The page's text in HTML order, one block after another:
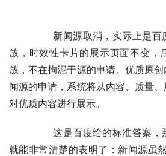
放，时效性卡片的展示页面不变，
放，不在拘泥于源的申请。优质原
闻源的申请，系统将从内容、质量、
对优质内容进行展示。
就能非常清楚的表明了：新闻源虽